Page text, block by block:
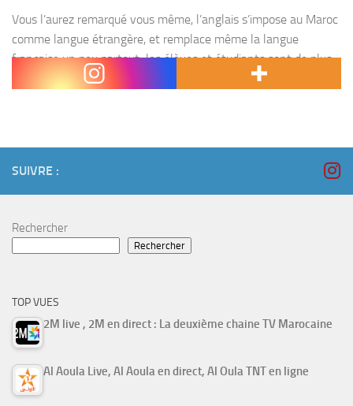
Vous l’aurez remarqué vous même, l’anglais s’impose au Maroc
comme langue étrangère, et remplace même la langue
française un peu partout; les élèves et étudiants sont de plus
en plus intéressés par l’apprentissage de...
SUIVRE :
Rechercher
Rechercher
TOP VUES
2M live , 2M en direct : La deuxième chaine TV Marocaine
Al Aoula Live, Al Aoula en direct, Al Oula TNT en ligne